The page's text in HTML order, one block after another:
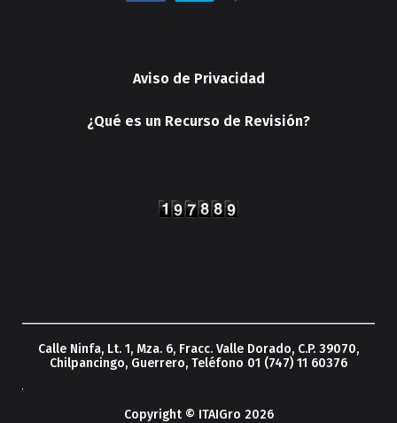
Aviso de Privacidad
¿Qué es un Recurso de Revisión?
Calle Ninfa, Lt. 1, Mza. 6, Fracc. Valle Dorado, C.P. 39070,
Chilpancingo, Guerrero, Teléfono 01 (747) 11 60376
Copyright © ITAIGro 2026